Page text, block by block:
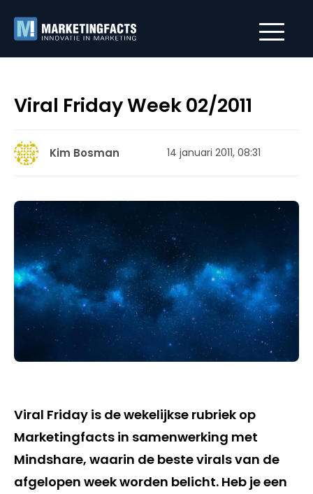
Viral Friday Week 02/2011
Kim Bosman 14 januari 2011, 08:31
Viral Friday is de wekelijkse rubriek op
Marketingfacts in samenwerking met
Mindshare, waarin de beste virals van de
afgelopen week worden belicht. Heb je een